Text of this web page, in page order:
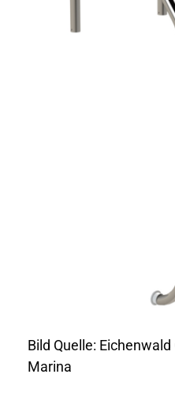
Bild Quelle:
Marina